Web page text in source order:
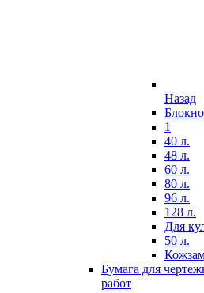
Назад
1
40 л.
48 л.
60 л.
80 л.
96 л.
128 л.
Для
50 л.
Бумага для
работ